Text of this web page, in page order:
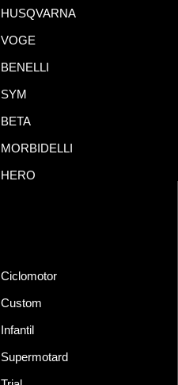
HUSQVARNA
VOGE
BENELLI
SYM
BETA
MORBIDELLI
HERO
Ciclomotor
Custom
Infantil
Supermotard